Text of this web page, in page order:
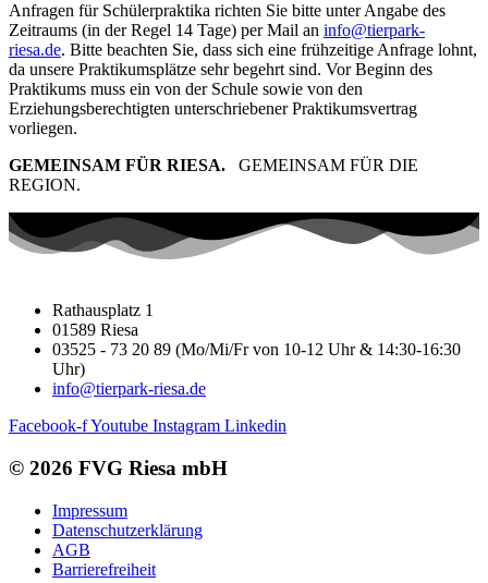
Anfragen für Schülerpraktika richten Sie bitte unter Angabe des
Zeitraums (in der Regel 14 Tage) per Mail an info@tierpark-
riesa.de. Bitte beachten Sie, dass sich eine frühzeitige Anfrage lohnt,
da unsere Praktikumsplätze sehr begehrt sind. Vor Beginn des
Praktikums muss ein von der Schule sowie von den
Erziehungsberechtigten unterschriebener Praktikumsvertrag
vorliegen.
GEMEINSAM FÜR RIESA. GEMEINSAM FÜR DIE
REGION.
Rathausplatz 1
01589 Riesa
03525 - 73 20 89 (Mo/Mi/Fr von 10-12 Uhr & 14:30-16:30
Uhr)
info@tierpark-riesa.de
Facebook-fYoutube Instagram Linkedin
© 2026 FVG Riesa mbH
Impressum
Datenschutzerklärung
AGB
Barrierefreiheit